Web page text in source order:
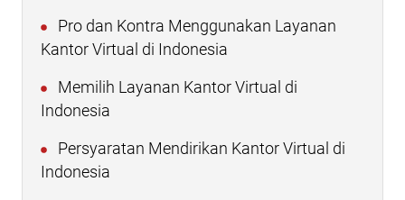
Pro dan Kontra Menggunakan Layanan
Kantor Virtual di Indonesia
Memilih Layanan Kantor Virtual di
Indonesia
Persyaratan Mendirikan Kantor Virtual di
Indonesia